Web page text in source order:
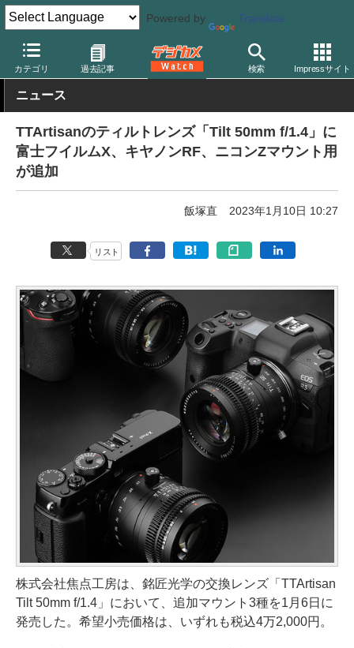
Powered by Translate
カテゴリ 過去記事 検索 Impressサイト
デジカメ Watch レンズ 交換レンズ TTArtisan
ニュース
TTArtisanのティルトレンズ「Tilt 50mm f/1.4」に
富士フイルムX、キヤノンRF、ニコンZマウント用
が追加
飯塚直 2023年1月10日 10:27
リスト
株式会社焦点工房は、銘匠光学の交換レンズ「TTArtisan
Tilt 50mm f/1.4」において、追加マウント3種を1月6日に
発売した。希望小売価格は、いずれも税込4万2,000円。